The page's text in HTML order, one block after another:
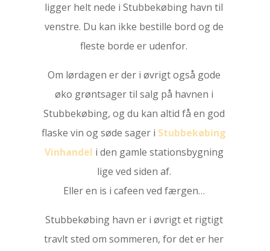
ligger helt nede i Stubbekøbing havn til
venstre. Du kan ikke bestille bord og de
fleste borde er udenfor.
Om lørdagen er der i øvrigt også gode
øko grøntsager til salg på havnen i
Stubbekøbing, og du kan altid få en god
flaske vin og søde sager i Stubbekøbing
Vinhandel i den gamle stationsbygning
lige ved siden af.
Eller en is i cafeen ved færgen…
Stubbekøbing havn er i øvrigt et rigtigt
travlt sted om sommeren, for det er her